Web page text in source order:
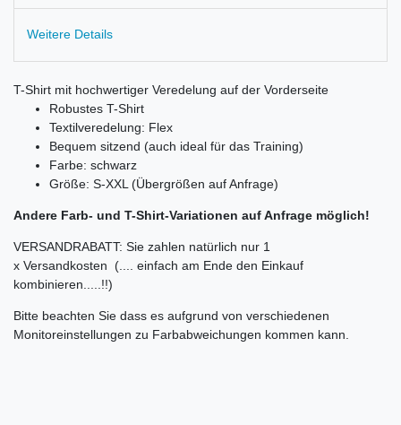
Weitere Details
T-Shirt mit hochwertiger Veredelung auf der Vorderseite
Robustes T-Shirt
Textilveredelung: Flex
Bequem sitzend (auch ideal für das Training)
Farbe: schwarz
Größe: S-XXL (Übergrößen auf Anfrage)
Andere Farb- und T-Shirt-Variationen auf Anfrage möglich!
VERSANDRABATT: Sie zahlen natürlich nur 1
x Versandkosten (.... einfach am Ende den Einkauf
kombinieren.....!!)
Bitte beachten Sie dass es aufgrund von verschiedenen
Monitoreinstellungen zu Farbabweichungen kommen kann.